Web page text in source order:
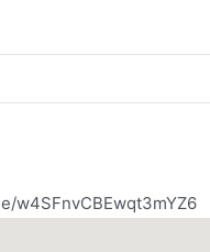
w4SFnvCBEwqt3mYZ6